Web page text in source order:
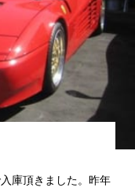
庫頂きました。昨年